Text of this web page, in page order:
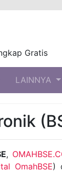
Gratis
LAINNYA
,
OmahBSE)